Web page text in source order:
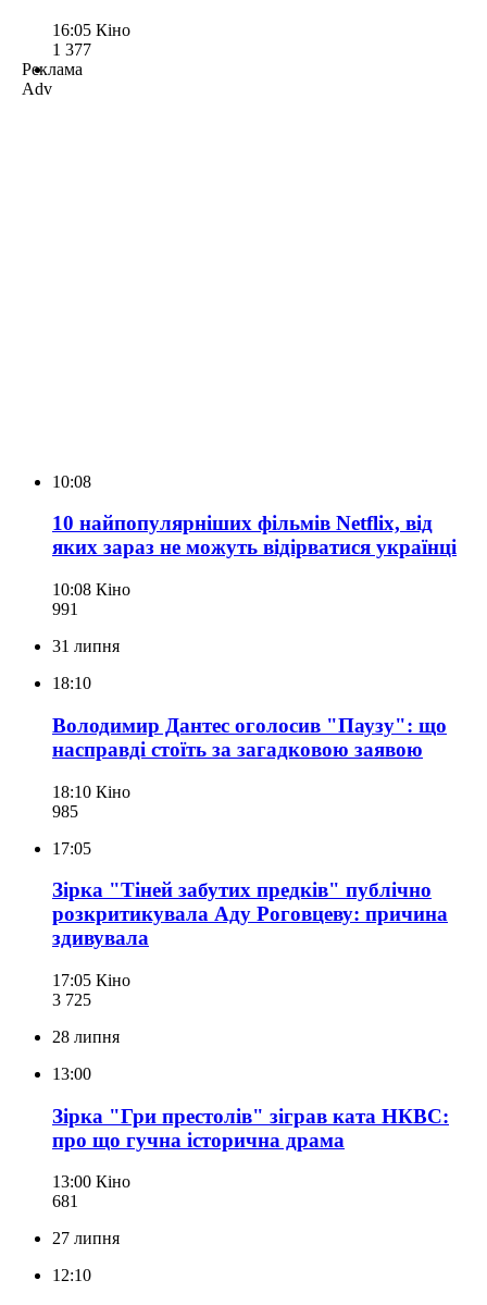
16:05 Кіно
1 377
Реклама
Adv
10:08
10 найпопулярніших фільмів Netflix, від
яких зараз не можуть відірватися українці
10:08 Кіно
991
31 липня
18:10
Володимир Дантес оголосив "Паузу": що
насправді стоїть за загадковою заявою
18:10 Кіно
985
17:05
Зірка "Тіней забутих предків" публічно
розкритикувала Аду Роговцеву: причина
здивувала
17:05 Кіно
3 725
28 липня
13:00
Зірка "Гри престолів" зіграв ката НКВС:
про що гучна історична драма
13:00 Кіно
681
27 липня
12:10